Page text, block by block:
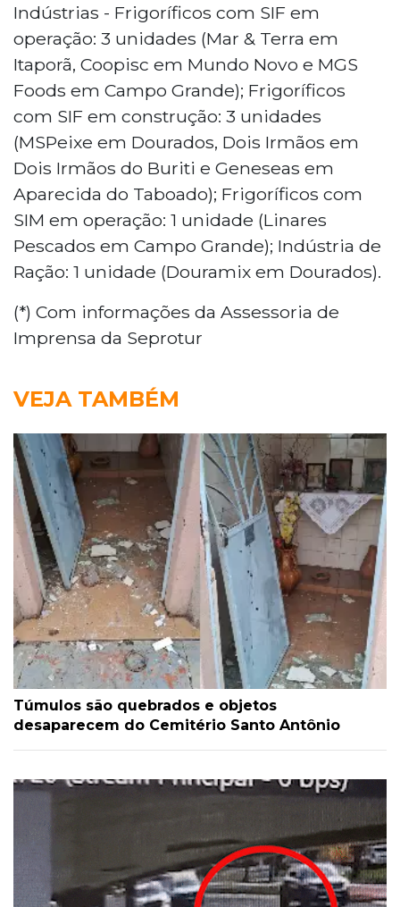
Indústrias - Frigoríficos com SIF em
operação: 3 unidades (Mar & Terra em
Itaporã, Coopisc em Mundo Novo e MGS
Foods em Campo Grande); Frigoríficos
com SIF em construção: 3 unidades
(MSPeixe em Dourados, Dois Irmãos em
Dois Irmãos do Buriti e Geneseas em
Aparecida do Taboado); Frigoríficos com
SIM em operação: 1 unidade (Linares
Pescados em Campo Grande); Indústria de
Ração: 1 unidade (Douramix em Dourados).
(*) Com informações da Assessoria de
Imprensa da Seprotur
VEJA TAMBÉM
Túmulos são quebrados e objetos
desaparecem do Cemitério Santo Antônio